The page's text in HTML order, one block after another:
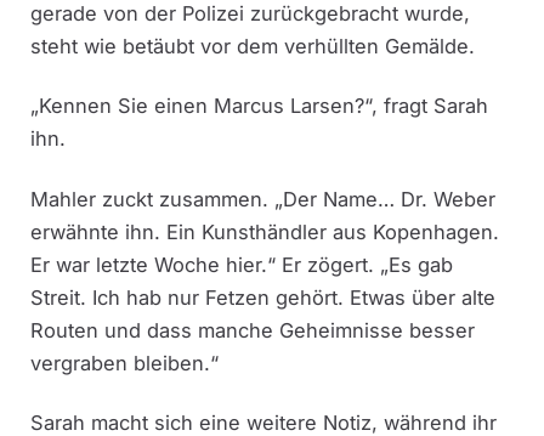
gerade von der Polizei zurückgebracht wurde,
steht wie betäubt vor dem verhüllten Gemälde.
„Kennen Sie einen Marcus Larsen?“, fragt Sarah
ihn.
Mahler zuckt zusammen. „Der Name… Dr. Weber
erwähnte ihn. Ein Kunsthändler aus Kopenhagen.
Er war letzte Woche hier.“ Er zögert. „Es gab
Streit. Ich hab nur Fetzen gehört. Etwas über alte
Routen und dass manche Geheimnisse besser
vergraben bleiben.“
Sarah macht sich eine weitere Notiz, während ihr